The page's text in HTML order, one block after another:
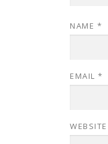
NAME *
EMAIL *
WEBSITE